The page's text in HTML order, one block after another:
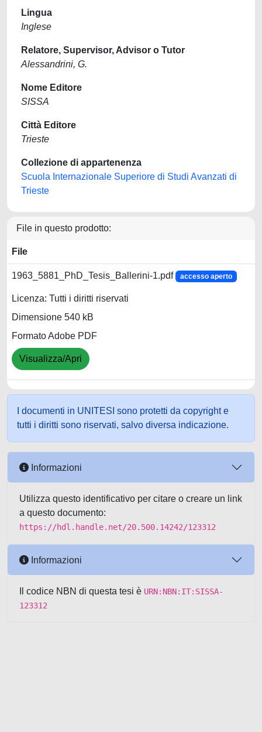
Lingua
Inglese
Relatore, Supervisor, Advisor o Tutor
Alessandrini, G.
Nome Editore
SISSA
Città Editore
Trieste
Collezione di appartenenza
Scuola Internazionale Superiore di Studi Avanzati di
Trieste
File in questo prodotto:
File
1963_5881_PhD_Tesis_Ballerini-1.pdf accesso aperto
Licenza: Tutti i diritti riservati
Dimensione 540 kB
Formato Adobe PDF
Visualizza/Apri
I documenti in UNITESI sono protetti da copyright e
tutti i diritti sono riservati, salvo diversa indicazione.
Informazioni
Utilizza questo identificativo per citare o creare un link
a questo documento:
https://hdl.handle.net/20.500.14242/123312
Informazioni
Il codice NBN di questa tesi è URN:NBN:IT:SISSA-
123312